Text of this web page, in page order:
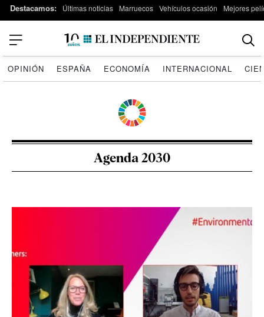
Destacamos: Últimas noticias Marruecos Vehículos ocasión Mejores
OPINIÓN ESPAÑA ECONOMÍA INTERNACIONAL
Agenda 2030